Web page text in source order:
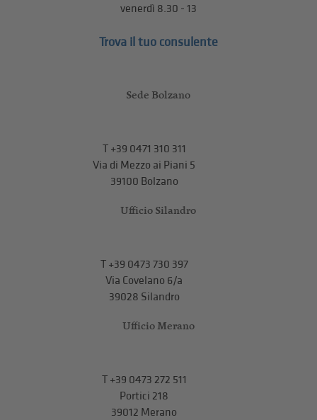
venerdì 8.30 - 13
Trova il tuo consulente
Sede Bolzano
T+39 0471 310 311
Via di Mezzo ai Piani 5
39100 Bolzano
Ufficio Silandro
T+39 0473 730 397
Via Covelano 6/a
39028 Silandro
Ufficio Merano
T+39 0473 272 511
Portici 218
39012 Merano